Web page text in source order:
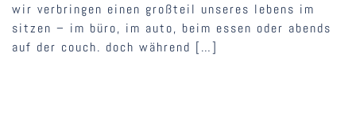
wir verbringen einen großteil unseres lebens im
sitzen – im büro, im auto, beim essen oder abends
auf der couch. doch während […]